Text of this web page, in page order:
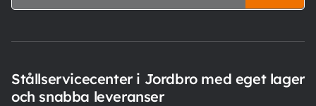
Stållservicecenter i Jordbro med eget lager
och snabba leveranser